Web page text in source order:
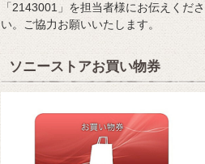
「2143001」を担当者様にお伝えくださ
い。ご協力お願いいたします。
ソニーストアお買い物券